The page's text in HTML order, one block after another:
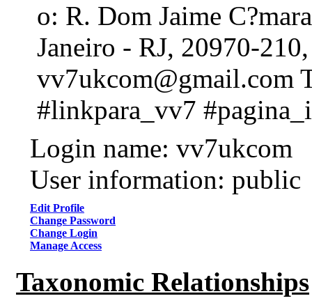
o: R. Dom Jaime
Janeiro - RJ, 20970-
vv7ukcom@gmail.com
#linkpara_vv7
Login name: vv7ukcom
User information: public
Edit Profile
Change Password
Change Login
Manage Access
Taxonomic Relationships